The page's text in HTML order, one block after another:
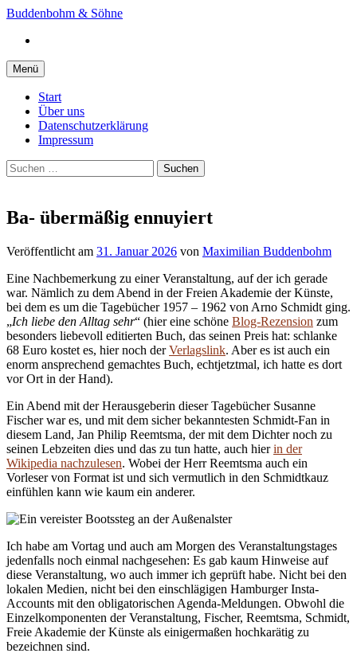
Springe
Inhalt
Buddenbohm & Söhne
Menü
Start
Über uns
Datenschutzerklärung
Impressum
Suchen
nach:
Ba- übermäßig ennuyiert
Veröffentlicht am 31. Januar 2026 von Maximilian Buddenbohm
Eine Nachbemerkung zu einer Veranstaltung, auf der ich gerade
war. Nämlich zu dem Abend in der Freien Akademie der Künste,
bei dem es um die Tagebücher 1957 – 1962 von Arno Schmidt ging.
„Ich liebe den Alltag sehr“ (hier eine schöne Blog-Rezension zum
besonders liebevoll editierten Buch, das seinen Preis hat: schlanke
68 Euro kostet es, hier noch derVerlagslink. Aber es ist auch ein
enorm ansprechend gemachtes Buch, echtjetztmal, ich hatte es dort
vor Ort in der Hand).
Ein Abend mit der Herausgeberin dieser Tagebücher Susanne
Fischer war es, und mit dem sicher bekanntesten Schmidt-Fan in
diesem Land, Jan Philip Reemtsma, der mit dem Dichter noch zu
seinen Lebzeiten dies und das zu tun hatte, auch hierin der
Wikipedia nachzulesen. Wobei der Herr Reemtsma auch ein
Vorleser von Format ist und sich vermutlich in den Schmidtkauz
einfühlen kann wie kaum ein anderer.
Ich habe am Vortag und auch am Morgen des Veranstaltungstages
jedenfalls noch einmal nachgesehen: Es gab kaum Hinweise auf
diese Veranstaltung, wo auch immer ich geprüft habe. Nicht bei den
lokalen Medien, nicht bei den einschlägigen Hamburger Insta-
Accounts mit den obligatorischen Agenda-Meldungen. Obwohl die
Einzelkomponenten der Veranstaltung, Fischer, Reemtsma, Schmidt,
Freie Akademie der Künste als einigermaßen hochkarätig zu
bezeichnen sind.